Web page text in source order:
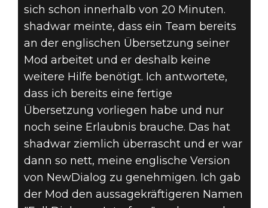
sich schon innerhalb von 20 Minuten.
shadwar meinte, dass ein Team bereits
an der englischen Übersetzung seiner
Mod arbeitet und er deshalb keine
weitere Hilfe benötigt. Ich antwortete,
dass ich bereits eine fertige
Übersetzung vorliegen habe und nur
noch seine Erlaubnis brauche. Das hat
shadwar ziemlich überrascht und er war
dann so nett, meine englische Version
von NewDialog zu genehmigen. Ich gab
der Mod den aussagekräftigeren Namen